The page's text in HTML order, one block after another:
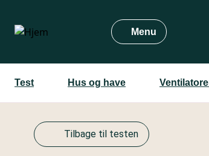
hovedindhold
Menu
Test Hus og have
Tilbage til testen